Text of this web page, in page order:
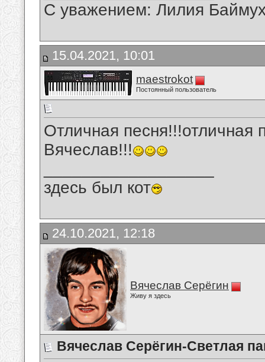
С уважением: Лилия
15.04.2021, 10:01
maestrokot
Постоянный пользователь
Отличная песня!!!отличная
Вячеслав!!!
здесь был кот
24.10.2021, 12:18
Вячеслав Серёгин
Живу я здесь
Вячеслав Серёгин-Светлая